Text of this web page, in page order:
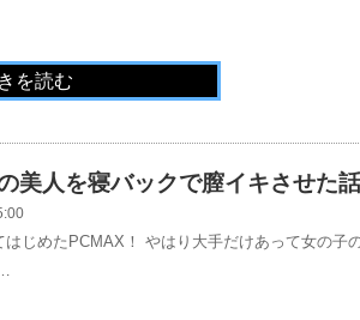
を読む
美人を寝バックで膣イキさせた話
はじめたPCMAX！ やはり大手だけあって女の子